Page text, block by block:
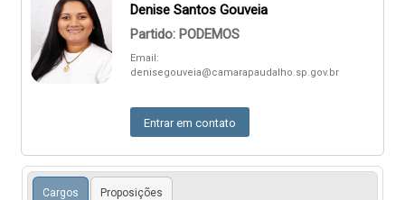
Denise Santos Gouveia
Partido: PODEMOS
Email:
denisegouveia@camarapaudalho.sp.gov.br
Entrar em contato
Cargos Proposições